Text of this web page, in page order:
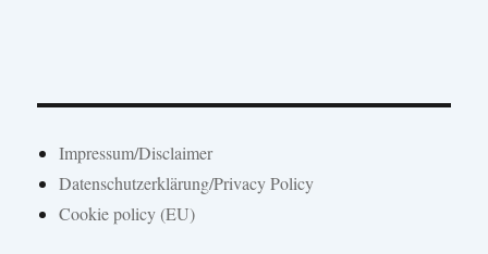
Impressum/Disclaimer
Datenschutzerklärung/Privacy Policy
Cookie policy (EU)